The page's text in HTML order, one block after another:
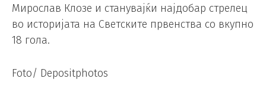
Мирослав Клозе и станувајќи најдобар стрелец
во историјата на Светските првенства со вкупно
18 гола.
Foto/ Depositphotos